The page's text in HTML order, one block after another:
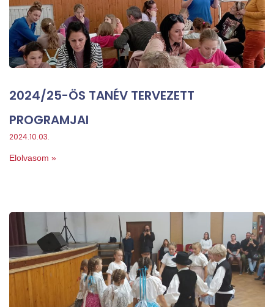
2024/25-ÖS TANÉV TERVEZETT
PROGRAMJAI
2024.10.03.
Elolvasom »